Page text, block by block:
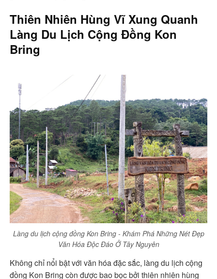
Thiên Nhiên Hùng Vĩ Xung Quanh
Làng Du Lịch Cộng Đồng Kon
Bring
Làng du lịch cộng đồng Kon Bring - Khám Phá Những Nét Đẹp
Văn Hóa Độc Đáo Ở Tây Nguyên
Không chỉ nổi bật với văn hóa đặc sắc, làng du lịch cộng
đồng Kon Bring còn được bao bọc bởi thiên nhiên hùng